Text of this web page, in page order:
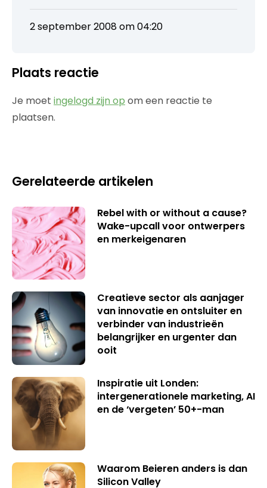
2 september 2008 om 04:20
Plaats reactie
Je moet ingelogd zijn op om een reactie te
plaatsen.
Gerelateerde artikelen
Rebel with or without a cause?
Wake-upcall voor ontwerpers
en merkeigenaren
Creatieve sector als aanjager
van innovatie en ontsluiter en
verbinder van industrieën
belangrijker en urgenter dan
ooit
Inspiratie uit Londen:
intergenerationele marketing, AI
en de ‘vergeten’ 50+-man
Waarom Beieren anders is dan
Silicon Valley